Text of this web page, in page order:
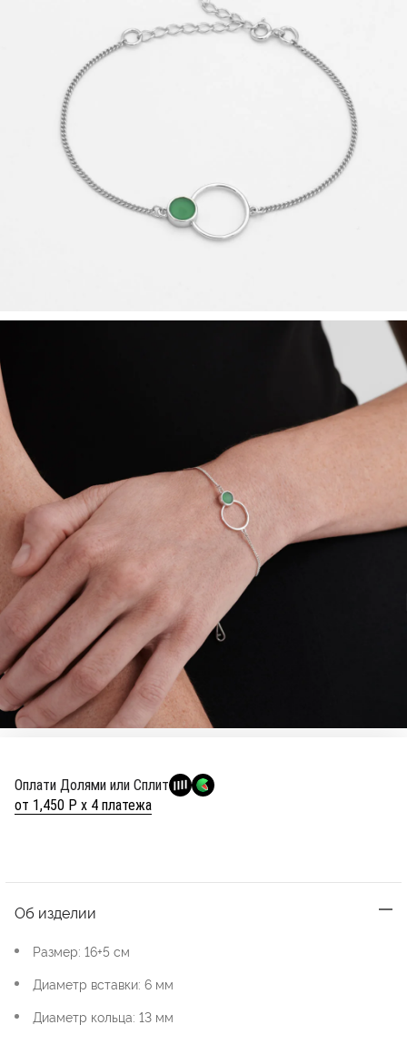
Оплати Долями или Сплит
от 1,450 Р х 4 платежа
Об изделии
Размер: 16+5 см
Диаметр вставки: 6 мм
Диаметр кольца: 13 мм